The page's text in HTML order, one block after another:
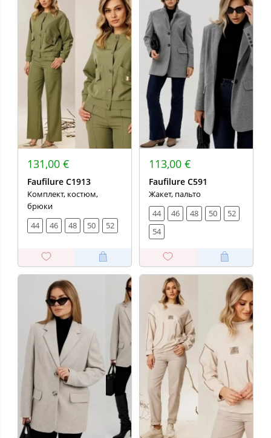
131,00 €
Faufilure C1913
Комплект, костюм,
брюки
44
46 48 50 52
113,00 €
Faufilure C591
Жакет, пальто
44
46 48 50
52
54